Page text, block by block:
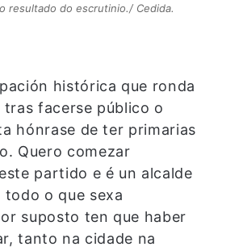
resultado do escrutinio./ Cedida.
histórica que ronda
facerse público o
hónrase de ter primarias
Quero comezar
partido e é un alcalde
todo o que sexa
suposto ten que haber
tanto na cidade na